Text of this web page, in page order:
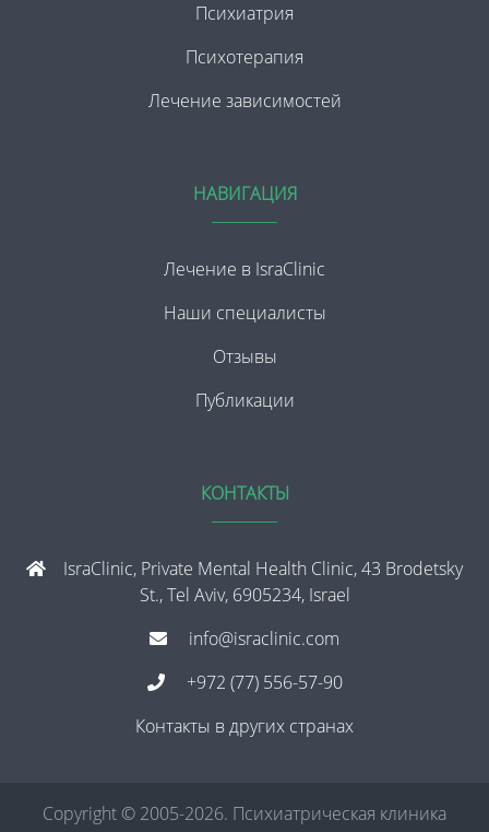
Психиатрия
Психотерапия
Лечение зависимостей
НАВИГАЦИЯ
Лечение в IsraClinic
Наши специалисты
Отзывы
Публикации
КОНТАКТЫ
IsraClinic, Private Mental Health Clinic, 43 Brodetsky
St., Tel Aviv, 6905234, Israel
info@israclinic.com
+972 (77) 556-57-90
Контакты в других странах
Copyright © 2005-2026. Психиатрическая клиника